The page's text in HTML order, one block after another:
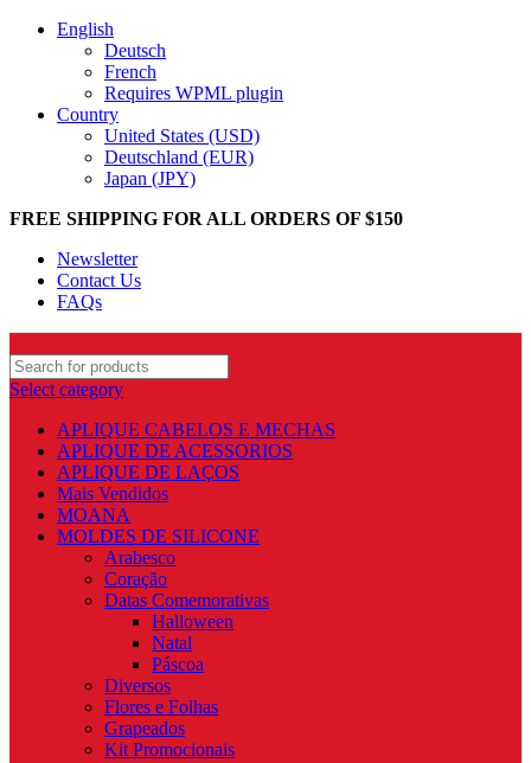
English
Deutsch
French
Requires WPML plugin
Country
United States (USD)
Deutschland (EUR)
Japan (JPY)
FREE SHIPPING FOR ALL ORDERS OF $150
Newsletter
Contact Us
FAQs
Select category
APLIQUE CABELOS E MECHAS
APLIQUE DE ACESSORIOS
APLIQUE DE LAÇOS
Mais Vendidos
MOANA
MOLDES DE SILICONE
Arabesco
Coração
Datas Comemorativas
Halloween
Natal
Páscoa
Diversos
Flores e Folhas
Grapeados
Kit Promocionais